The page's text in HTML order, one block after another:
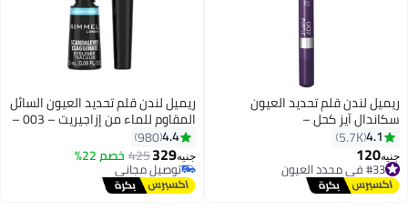
10
ريميل لندن قلم تحديد العيون
سكاندال آيز كحل –
4.1
5.7K
جنيه120
#33 في محدد العيون
توصيل مجاني
#33 في محدد العيون
ريميل لندن قلم تحديد العيون السائل
المقاوم للماء من إزاجيريت – 003 –
أسود
4.4
980
جنيه329
425 خصم 22%
توصيل مجاني
تم بيع +20 مؤخرًا
توصيل مجاني